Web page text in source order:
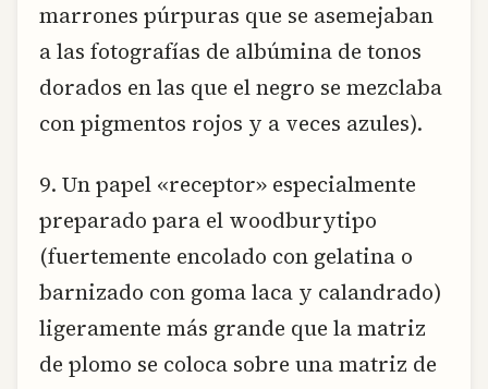
marrones púrpuras que se asemejaban
a las fotografías de albúmina de tonos
dorados en las que el negro se mezclaba
con pigmentos rojos y a veces azules).
9. Un papel «receptor» especialmente
preparado para el woodburytipo
(fuertemente encolado con gelatina o
barnizado con goma laca y calandrado)
ligeramente más grande que la matriz
de plomo se coloca sobre una matriz de